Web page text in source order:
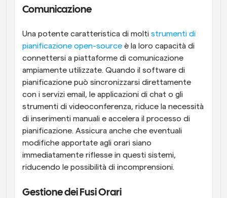
Comunicazione
Una potente caratteristica di molti strumenti di
pianificazione open-source è la loro capacità di
connettersi a piattaforme di comunicazione
ampiamente utilizzate. Quando il software di
pianificazione può sincronizzarsi direttamente
con i servizi email, le applicazioni di chat o gli
strumenti di videoconferenza, riduce la necessità
di inserimenti manuali e accelera il processo di
pianificazione. Assicura anche che eventuali
modifiche apportate agli orari siano
immediatamente riflesse in questi sistemi,
riducendo le possibilità di incomprensioni.
Gestione dei Fusi Orari